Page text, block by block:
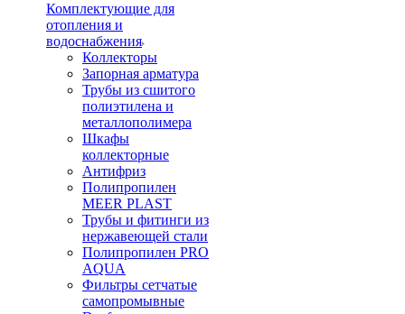
Комплектующие для
отопления и
водоснабжения
Коллекторы
Запорная арматура
Трубы из сшитого
полиэтилена и
металлополимера
Шкафы
коллекторные
Антифриз
Полипропилен
MEER PLAST
Трубы и фитинги из
нержавеющей стали
Полипропилен PRO
AQUA
Фильтры сетчатые
самопромывные